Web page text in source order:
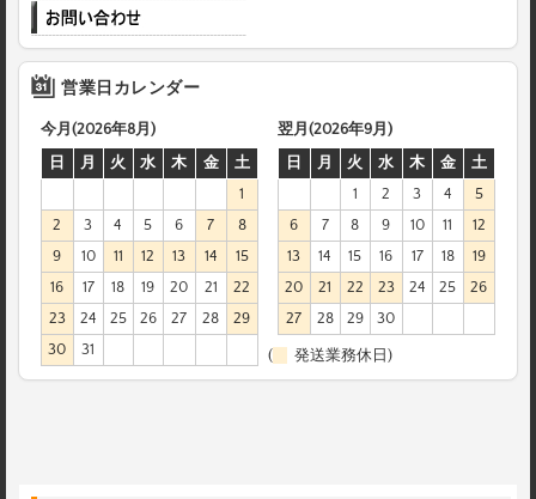
営業日カレンダー
今月(2026年8月)
日
月 火 水 木 金
土
1
2
3 4 5 6 7
8
9
10 11 12 13 14
15
16
17 18 19 20 21
22
23
24 25 26 27 28
29
30
31
翌月(2026年9月)
日
月 火 水 木 金
土
1
2 3 4
5
6
7 8 9 10 11
12
13
14 15 16 17 18
19
20
21 22 23 24 25
26
27
28 29 30
( 発送業務休日)